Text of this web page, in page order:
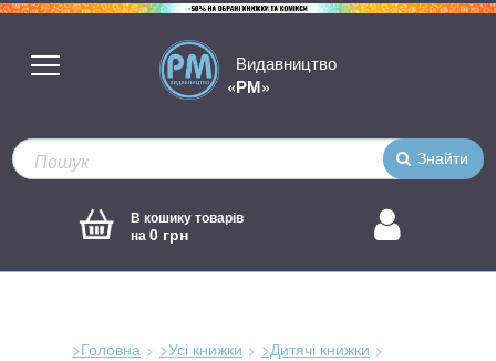
Видавництво
«РМ»
Знайти
В кошику товарів
на0 грн
>Головна >Усі книжки
>Дитячі книжки